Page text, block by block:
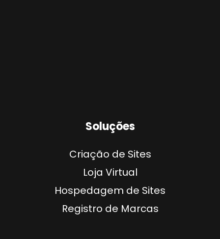
Soluções
Criação de Sites
Loja Virtual
Hospedagem de Sites
Registro de Marcas